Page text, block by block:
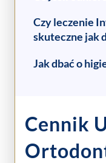
Czy leczenie
skuteczne jak
Jak dbać o
Cennik